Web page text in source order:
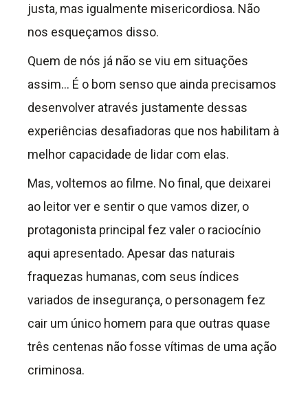
justa, mas igualmente misericordiosa. Não
nos esqueçamos disso.
Quem de nós já não se viu em situações
assim… É o bom senso que ainda precisamos
desenvolver através justamente dessas
experiências desafiadoras que nos habilitam à
melhor capacidade de lidar com elas.
Mas, voltemos ao filme. No final, que deixarei
ao leitor ver e sentir o que vamos dizer, o
protagonista principal fez valer o raciocínio
aqui apresentado. Apesar das naturais
fraquezas humanas, com seus índices
variados de insegurança, o personagem fez
cair um único homem para que outras quase
três centenas não fosse vítimas de uma ação
criminosa.